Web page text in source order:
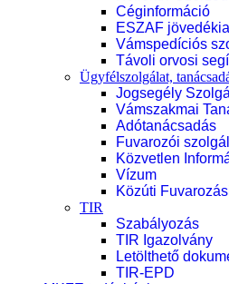
Céginformáció
ESZAF
Vámspedíciós
Távoli orvosi
Ügyfélszolgálat,
Jogsegély
Vámszakmai
Adótanácsadás
Fuvarozói
Közvetlen
Vízum
Közúti
TIR
Szabályozás
TIR Igazolvány
Letölthető
TIR-EPD